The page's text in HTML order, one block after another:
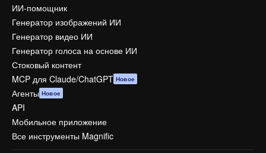
ИИ-помощник
Генератор изображений ИИ
Генератор видео ИИ
Генератор голоса на основе ИИ
Стоковый контент
MCP для Claude/ChatGPT Новое
Агенты Новое
API
Мобильное приложение
Все инструменты Magnific